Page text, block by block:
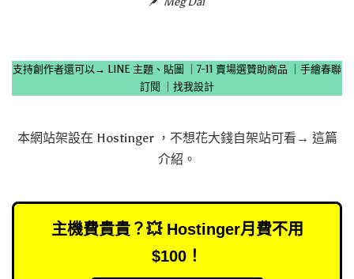
支持創作者還可以→ LINE 主題、貼圖 7-11 賣場選贊助商品
手繪春聯
訂閱
找我設計
本網站架設在 Hostinger，不想花大錢自架站可看→ 這篇
介紹 。
主機費貴貴？💥 Hostinger月費不用
$100！